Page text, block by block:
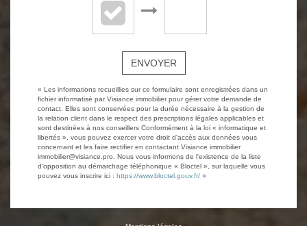
ENVOYER
« Les informations recueillies sur ce formulaire sont enregistrées dans un
fichier informatisé par Visiance immobilier pour gérer votre demande de
contact. Elles sont conservées pour la durée nécessaire à la gestion de
la relation client dans le respect des prescriptions légales applicables et
sont destinées à nos conseillers Conformément à la loi « informatique et
libertés », vous pouvez exercer votre droit d'accès aux données vous
concernant et les faire rectifier en contactant Visiance immobilier
immobilier@visiance.pro. Nous vous informons de l'existence de la liste
d'opposition au démarchage téléphonique « Bloctel », sur laquelle vous
pouvez vous inscrire ici : https://www.bloctel.gouv.fr/ »